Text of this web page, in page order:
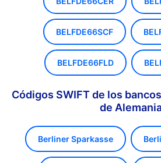
BELFDE66SCF
BELFDE66FLD
Códigos SWIFT de los
de
Berliner Sparkasse